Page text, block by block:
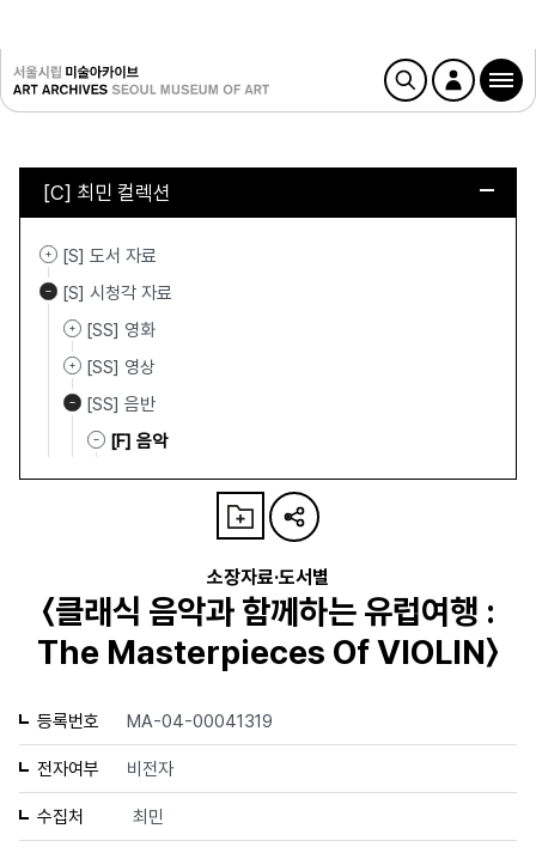
[C] 최민 컬렉션
[S] 도서 자료
[S] 시청각 자료
[SS] 영화
[SS] 영상
[SS] 음반
[F] 음악
소장자료·도서별
〈클래식 음악과 함께하는 유럽여행 :
The Masterpieces Of VIOLIN〉
등록번호 MA-04-00041319
전자여부 비전자
수집처 최민